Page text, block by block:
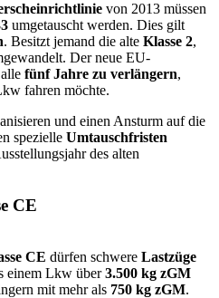
von 2013 müssen
umgetauscht werden. Dies gilt
. Besitzt jemand die alte Klasse 2,
Der neue EU-
fünf Jahre zu verlängern,
fahren möchte.
und einen Ansturm auf die
spezielle Umtauschfristen
des alten
CE
CE dürfen schwere Lastzüge
einem Lkw über3.500 kg zGM
mit mehr als 750 kg zGM.